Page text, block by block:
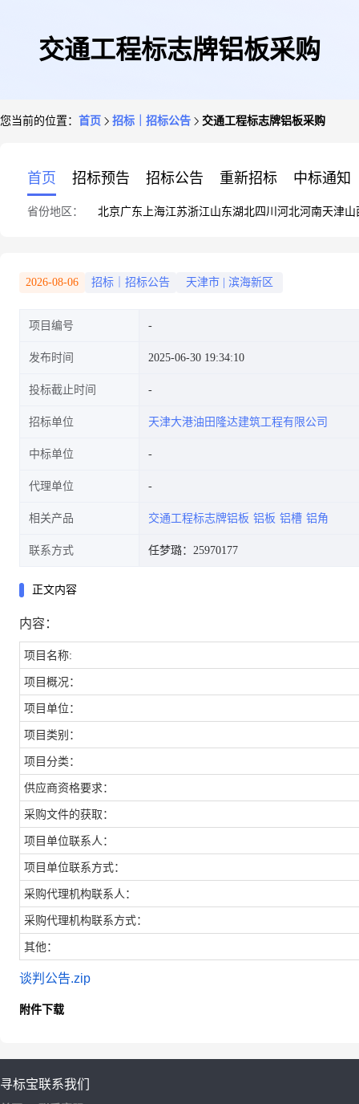
交通工程标志牌铝板采购
您当前的位置： 首页 招标｜招标公告 交通工程标志牌铝板采购
首页 招标预告 招标公告 重新招标 中标通知
省份地区： 北京广东 上海江苏浙江山东湖北四川 河北河南天津山
2026-08-06 招标｜招标公告 天津市 滨海新区
项目编号
发布时间 2025-06-30 19:34:10
投标截止时间
招标单位 天津大港油田隆达建筑工程有限公司
中标单位
代理单位
相关产品 交通工程标志牌铝板 铝板 铝槽 铝角
联系方式 任梦璐：25970177
正文内容
内容：
项目名称:
项目概况：
项目单位：
项目类别：
项目分类：
供应商资格要求：
采购文件的获取：
项目单位联系人：
项目单位联系方式：
采购代理机构联系人：
采购代理机构联系方式：
其他：
谈判公告.zip
附件下载
寻标宝联系我们